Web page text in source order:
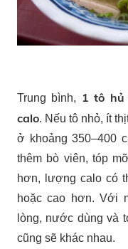
Trung bình, 1 tô hủ
calo. Nếu tô nhỏ, ít
ở khoảng 350–400
thêm bò viên, tóp
hơn, lượng calo có
hoặc cao hơn. Với
lòng, nước dùng và
cũng sẽ khác nhau.